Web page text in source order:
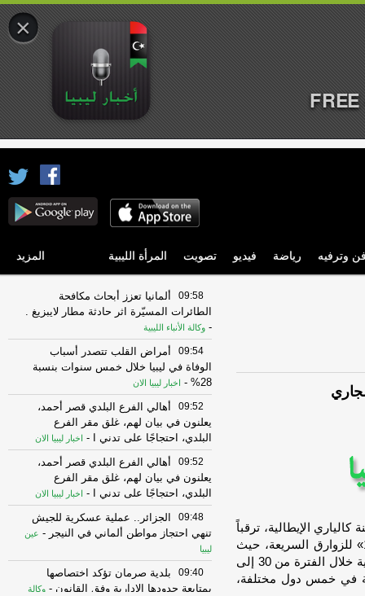
وترفيه رياضة فيديو تصويت المرأة الليبية المزيد
إلى مدينة كالياري الإيطالية، ترقباً
لبدء حملة الدفاع عن لقب بطولة العالم لـ«الفورمولا 1» للزوارق السريعة، حيث
تنطلق منافسات الموسم الجديد من تلك المدينة الأوروبية خلال الفترة من 30 إلى
في خمس دول مختلفة،
09:58
ألمانيا تعزز أبحاث مكافحة
الطائرات المسيّرة اثر حادثة مطار لايبزيغ .
- وكالة الأنباء الليبية
09:54
أمراض القلب تتصدر أسباب
الوفاة في ليبيا خلال خمس سنوات بنسبة
28%
- اخبار ليبيا الان
09:52
أهالي الفرع البلدي قصر أحمد،
يعلنون في بيان لهم، غلق مقر الفرع
البلدي، احتجاجًا على تدني ا - اخبار ليبيا الان
09:52
أهالي الفرع البلدي قصر أحمد،
يعلنون في بيان لهم، غلق مقر الفرع
البلدي، احتجاجًا على تدني ا - اخبار ليبيا الان
09:48
الجزائر.. عملية عسكرية للجيش
تنهي احتجاز مواطن ألماني في النيجر - عين
ليبيا
09:40
بلدية صرمان تؤكد اختصاصها
بمتابعة حدودها الإدارية وفق القانون - وكالة
×